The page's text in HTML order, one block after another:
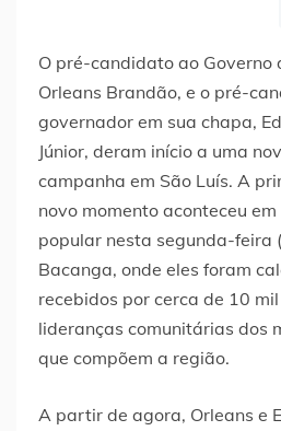
O pré-candidato ao Governo
Orleans Brandão, e o pré-
governador em sua chapa,
Júnior, deram início a uma
campanha em São Luís. A
novo momento aconteceu
popular nesta segunda-feira
Bacanga, onde eles foram
recebidos por cerca de 10
lideranças comunitárias dos
que compõem a região.
A partir de agora, Orleans e